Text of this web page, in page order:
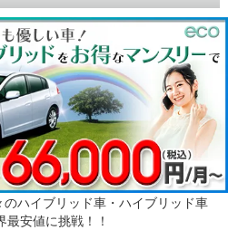
ハイブリッド車・ハイブリッド車
安値に挑戦！！